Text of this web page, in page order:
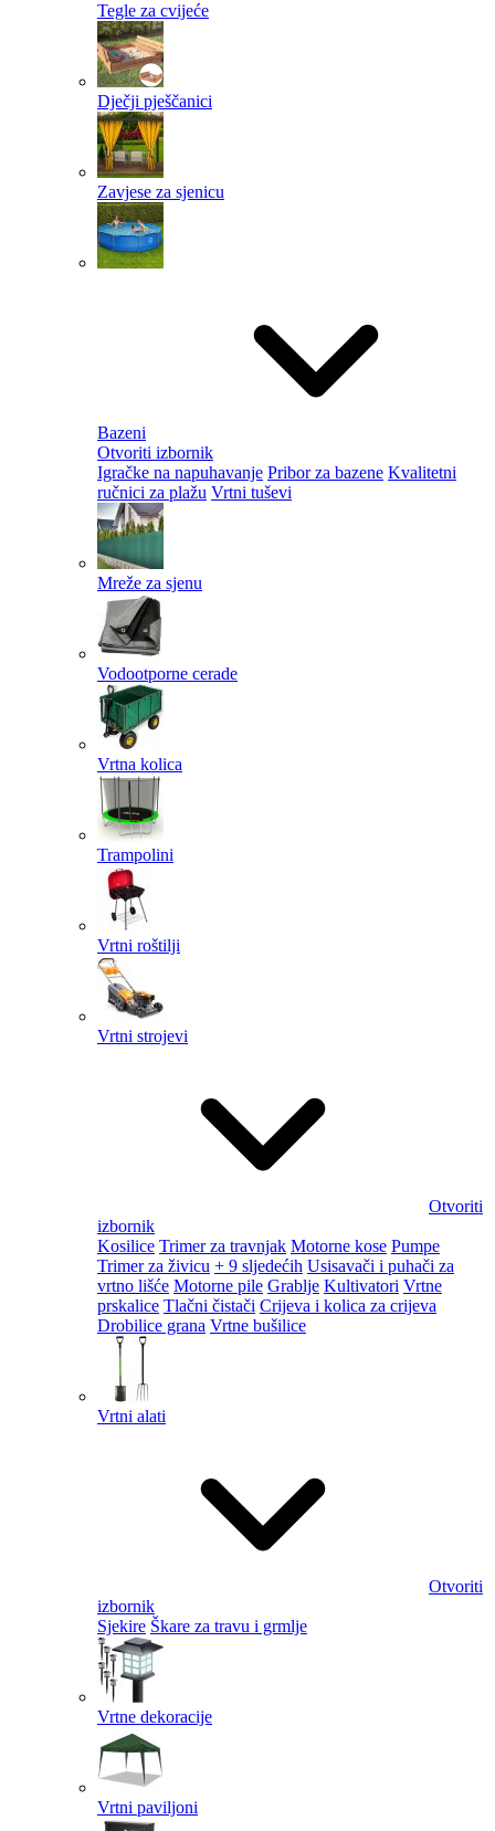
Tegle za cvijeće
Dječji pješčanici
Zavjese za sjenicu
Bazeni
Otvoriti izbornik
Igračke na napuhavanje Pribor za bazene Kvalitetni
ručnici za plažu Vrtni tuševi
Mreže za sjenu
Vodootporne cerade
Vrtna kolica
Trampolini
Vrtni roštilji
Vrtni strojevi
Otvoriti
izbornik
Kosilice Trimer za travnjak Motorne kose Pumpe
Trimer za živicu + 9 sljedećih Usisavači i puhači za
vrtno lišće Motorne pile Grablje Kultivatori Vrtne
prskalice Tlačni čistači Crijeva i kolica za crijeva
Drobilice grana Vrtne bušilice
Vrtni alati
Otvoriti
izbornik
Sjekire Škare za travu i grmlje
Vrtne dekoracije
Vrtni paviljoni